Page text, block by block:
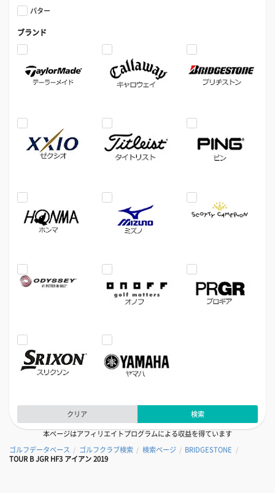
パター
ブランド
クリア
検索
本ページはアフィリエイトプログラムによる収益を得ています
ゴルフデータベース / ゴルフクラブ検索 / 検索ページ / BRIDGESTONE /
TOUR B JGR HF3 アイアン 2019